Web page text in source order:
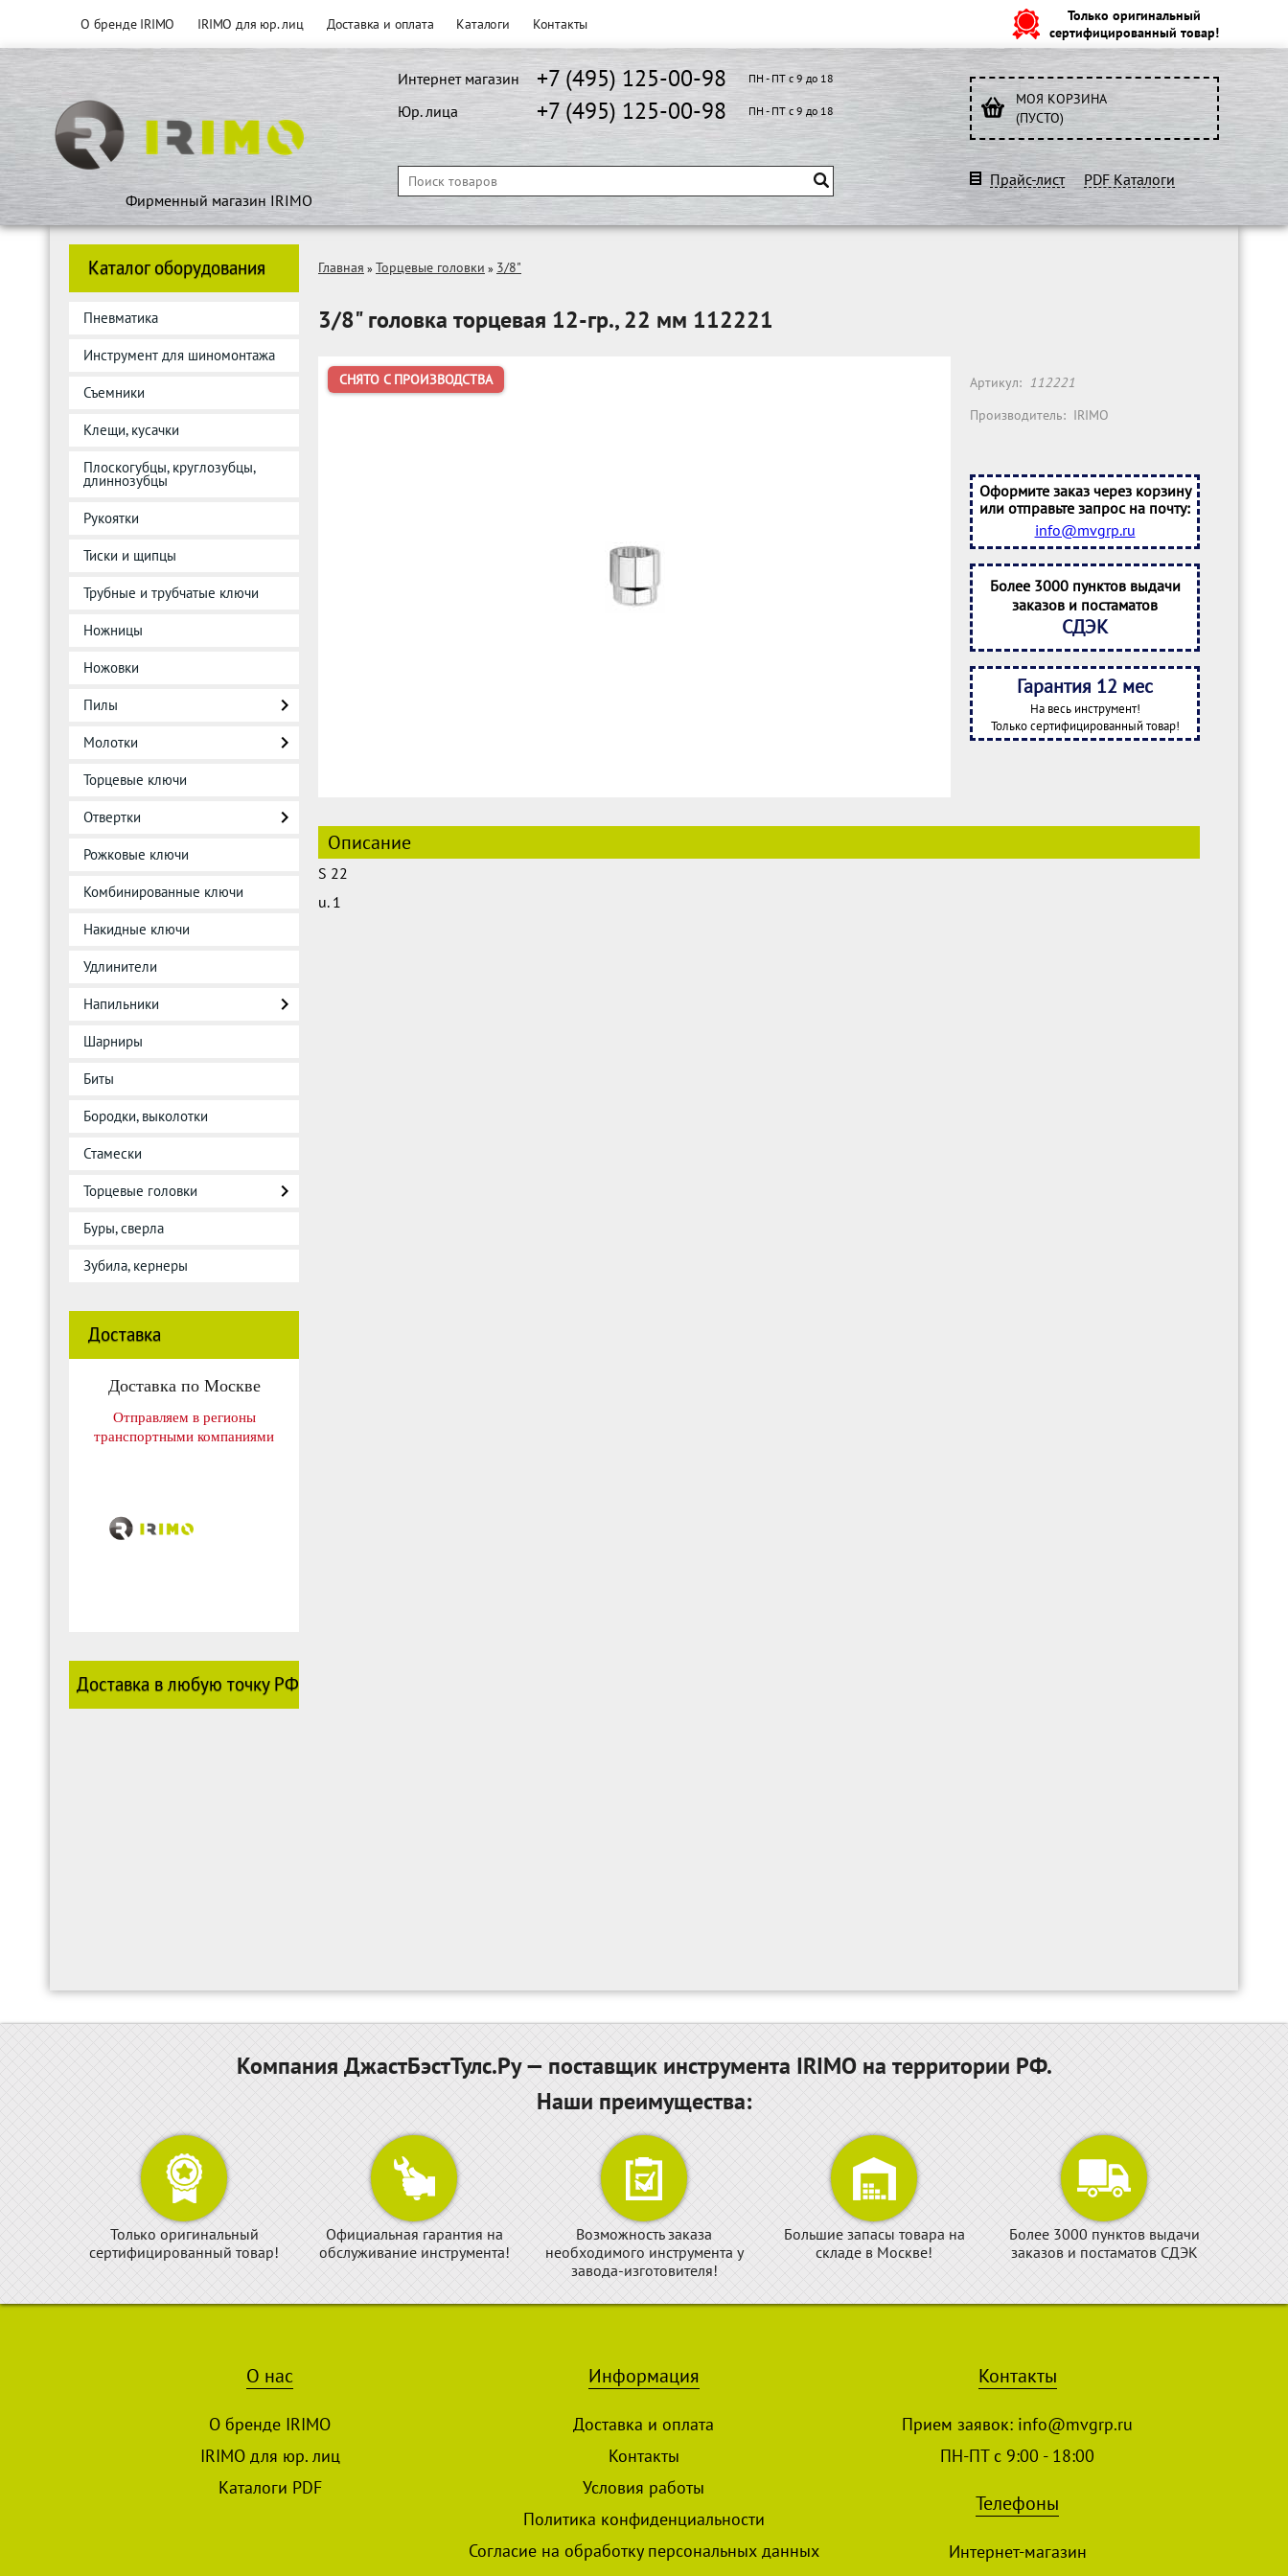
О бренде IRIMO IRIMO для юр. лиц Доставка и оплата Каталоги Контакты
Только оригинальный
сертифицированный товар!
Фирменный магазин IRIMO
Интернет магазин +7 (495) 125-00-98 ПН - ПТ с 9 до 18
Юр. лица +7 (495) 125-00-98 ПН - ПТ с 9 до 18
МОЯ КОРЗИНА
(ПУСТО)
Прайс-лист PDF Каталоги
Каталог оборудования
Пневматика
Инструмент для шиномонтажа
Съемники
Клещи, кусачки
Плоскогубцы, круглозубцы,
длиннозубцы
Рукоятки
Тиски и щипцы
Трубные и трубчатые ключи
Ножницы
Ножовки
Пилы
Молотки
Торцевые ключи
Отвертки
Рожковые ключи
Комбинированные ключи
Накидные ключи
Удлинители
Напильники
Шарниры
Биты
Бородки, выколотки
Стамески
Торцевые головки
Буры, сверла
Зубила, кернеры
Доставка
Доставка по Москве
Отправляем в регионы
транспортными компаниями
Доставка в любую точку РФ
Главная » Торцевые головки » 3/8"
3/8" головка торцевая 12-гр., 22 мм 112221
СНЯТО С ПРОИЗВОДСТВА Артикул: 112221
Производитель: IRIMO
Оформите заказ через корзину
или отправьте запрос на почту:
info@mvgrp.ru
Более 3000 пунктов выдачи
заказов и постаматов
СДЭК
Гарантия 12 мес
На весь инструмент!
Только сертифицированный товар!
Описание
S 22
u. 1
Компания ДжастБэстТулс.Ру — поставщик инструмента IRIMO на территории РФ.
Наши преимущества:
Только оригинальный
сертифицированный товар!
Официальная гарантия на
обслуживание инструмента!
Возможность заказа
необходимого инструмента у
завода-изготовителя!
Большие запасы товара на
складе в Москве!
Более 3000 пунктов выдачи
заказов и постаматов СДЭК
О нас
О бренде IRIMO
IRIMO для юр. лиц
Каталоги PDF
Информация
Доставка и оплата
Контакты
Условия работы
Политика конфиденциальности
Согласие на обработку персональных данных
Контакты
Прием заявок: info@mvgrp.ru
ПН-ПТ с 9:00 - 18:00
Телефоны
Интернет-магазин